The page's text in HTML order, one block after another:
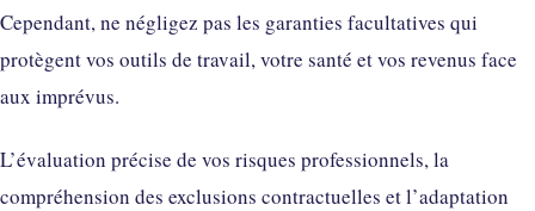
Cependant, ne négligez pas les garanties facultatives qui
protègent vos outils de travail, votre santé et vos revenus face
aux imprévus.
L’évaluation précise de vos risques professionnels, la
compréhension des exclusions contractuelles et l’adaptation